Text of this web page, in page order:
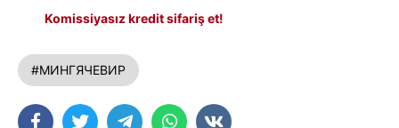
Komissiyasız kredit sifariş et!
#МИНГЯЧЕВИР